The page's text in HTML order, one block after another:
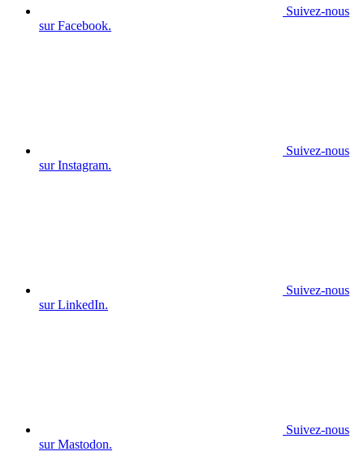
Suivez-nous
sur Facebook.
Suivez-nous
sur Instagram.
Suivez-nous
sur LinkedIn.
Suivez-nous
sur Mastodon.